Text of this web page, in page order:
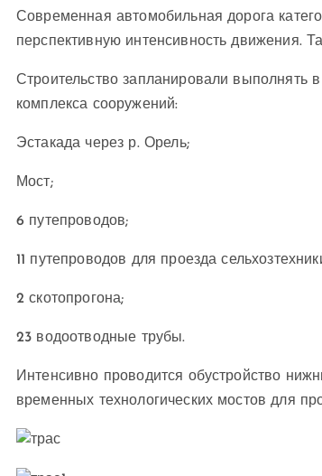
Современная автомобильная дорога
перспективную интенсивность движения.
Строительство запланировали выполнять
комплекса сооружений:
Эстакада через р. Орель;
Мост;
6 путепроводов;
11 путепроводов для проезда
2 скотопрогона;
23 водоотводные трубы.
Интенсивно проводится обустройство
временных технологических мостов для